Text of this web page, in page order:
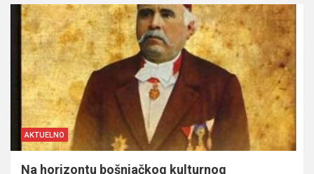
AKTUELNO
Na horizontu bošnjačkog kulturnog